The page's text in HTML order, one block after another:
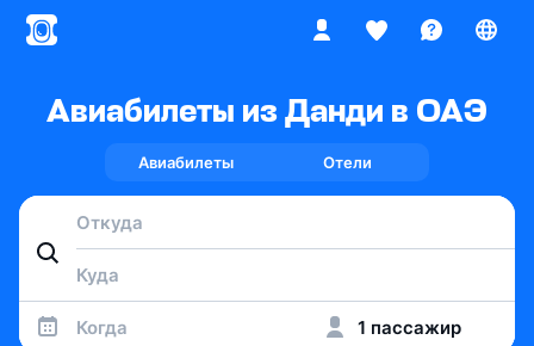
Авиабилеты из Данди в ОАЭ
Авиабилеты Отели
Когда 1 пассажир